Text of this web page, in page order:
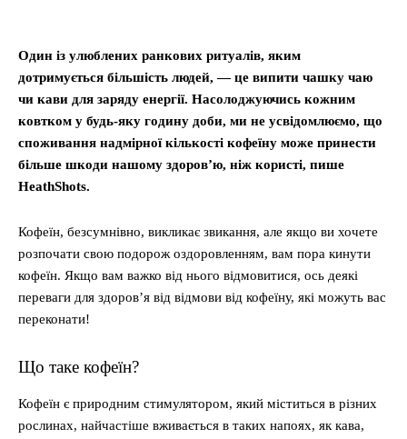
Один із улюблених ранкових ритуалів, яким
дотримується більшість людей, — це випити чашку чаю
чи кави для заряду енергії. Насолоджуючись кожним
ковтком у будь-яку годину доби, ми не усвідомлюємо, що
споживання надмірної кількості кофеїну може принести
більше шкоди нашому здоров’ю, ніж користі, пише
HeathShots.
Кофеїн, безсумнівно, викликає звикання, але якщо ви хочете
розпочати свою подорож оздоровленням, вам пора кинути
кофеїн. Якщо вам важко від нього відмовитися, ось деякі
переваги для здоров’я від відмови від кофеїну, які можуть вас
переконати!
Що таке кофеїн?
Кофеїн є природним стимулятором, який міститься в різних
рослинах, найчастіше вживається в таких напоях, як кава,